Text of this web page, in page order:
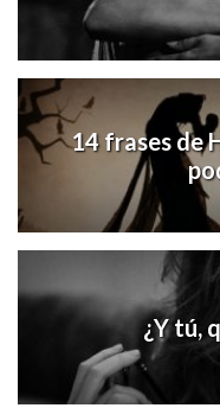
14 frases de
¿Y tú,